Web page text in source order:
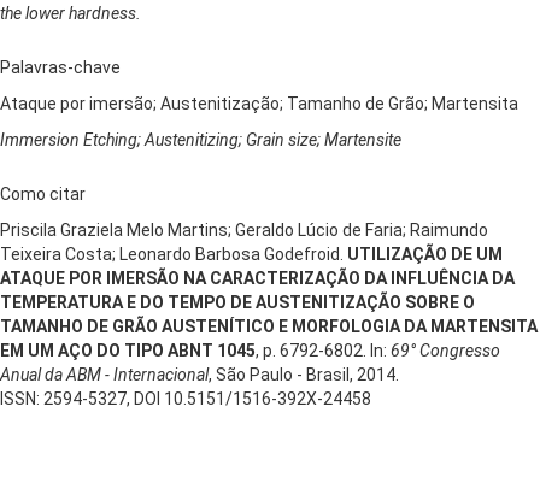
the lower hardness.
Palavras-chave
Ataque por imersão; Austenitização; Tamanho de Grão; Martensita
Immersion Etching; Austenitizing; Grain size; Martensite
Como citar
Priscila Graziela Melo Martins; Geraldo Lúcio de Faria; Raimundo
Teixeira Costa; Leonardo Barbosa Godefroid. UTILIZAÇÃO DE UM
ATAQUE POR IMERSÃO NA CARACTERIZAÇÃO DA INFLUÊNCIA DA
TEMPERATURA E DO TEMPO DE AUSTENITIZAÇÃO SOBRE O
TAMANHO DE GRÃO AUSTENÍTICO E MORFOLOGIA DA MARTENSITA
EM UM AÇO DO TIPO ABNT 1045, p. 6792-6802. In: 69° Congresso
Anual da ABM - Internacional, São Paulo - Brasil, 2014.
ISSN: 2594-5327, DOI 10.5151/1516-392X-24458